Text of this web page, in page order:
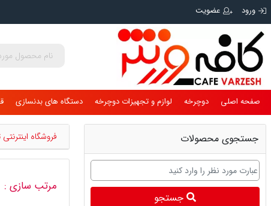
ورود عضویت
صفحه اصلی دوچرخه لوازم و تجهیزات دوچرخه دستگاه های بدنسازی
فروشگاه
مرتب سازی :
جستجوی محصولات
جستجو